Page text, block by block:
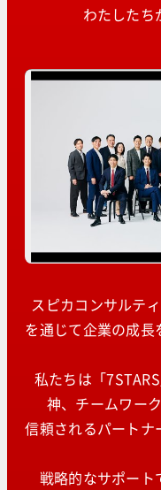
わたしたち
スピカコンサルテ
を通じて企業の成
私たちは「
神、チームワー
信頼されるパートナ
戦略的なサポート